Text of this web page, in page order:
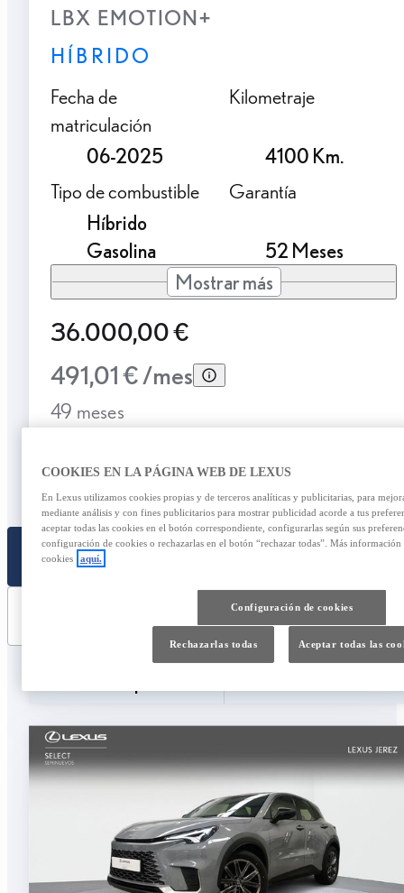
LBX EMOTION+
HÍBRIDO
Fecha de
matriculación
06-2025
Kilometraje
4100 Km.
Tipo de combustible
Híbrido
Gasolina
Garantía
52 Meses
Mostrar más
36.000,00 €
491,01 € /mes
49 meses
TAE: 10,00%
Última cuota: 15.383,47 €
CONTACTAR
COOKIES EN LA PÁGINA WEB DE LEXUS
En Lexus utilizamos cookies propias y de terceros analíticas y publicitarias, para
mediante análisis y con fines publicitarios para mostrar publicidad acorde a tus
aceptar todas las cookies en el botón correspondiente, configurarlas según sus
configuración de cookies o rechazarlas en el botón “rechazar todas”. Más
cookies
aquí.
Configuración de cookies
Rechazarlas todas Aceptar todas las